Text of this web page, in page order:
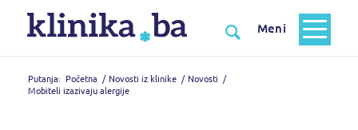
Putanja: Početna / Novosti iz klinike / Novosti /
Mobiteli izazivaju alergije